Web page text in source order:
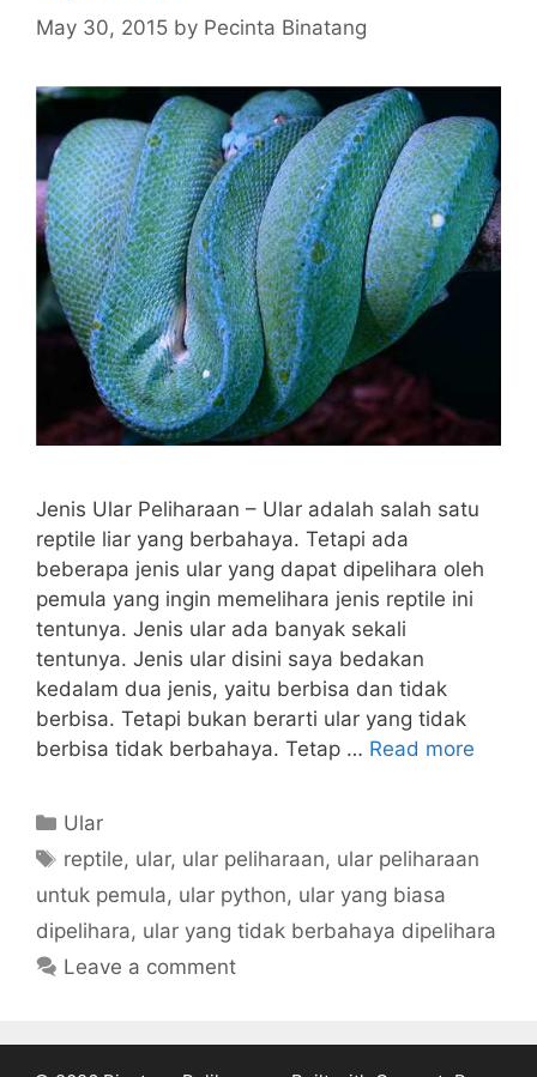
May 30, 2015 by Pecinta Binatang
Jenis Ular Peliharaan – Ular adalah salah satu
reptile liar yang berbahaya. Tetapi ada
beberapa jenis ular yang dapat dipelihara oleh
pemula yang ingin memelihara jenis reptile ini
tentunya. Jenis ular ada banyak sekali
tentunya. Jenis ular disini saya bedakan
kedalam dua jenis, yaitu berbisa dan tidak
berbisa. Tetapi bukan berarti ular yang tidak
berbisa tidak berbahaya. Tetap … Read more
Categories
Ular
Tags
reptile, ular, ular peliharaan, ular peliharaan
untuk pemula, ular python, ular yang biasa
dipelihara, ular yang tidak berbahaya dipelihara
Leave a comment